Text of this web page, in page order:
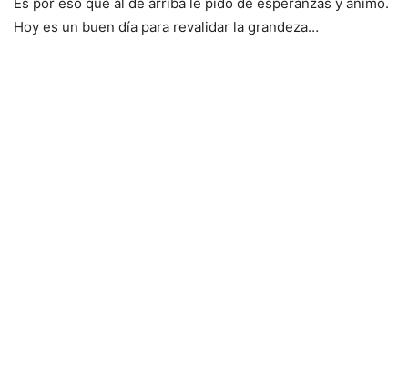
Es por eso que al de arriba le pido de esperanzas y ánimo.
Hoy es un buen día para revalidar la grandeza…